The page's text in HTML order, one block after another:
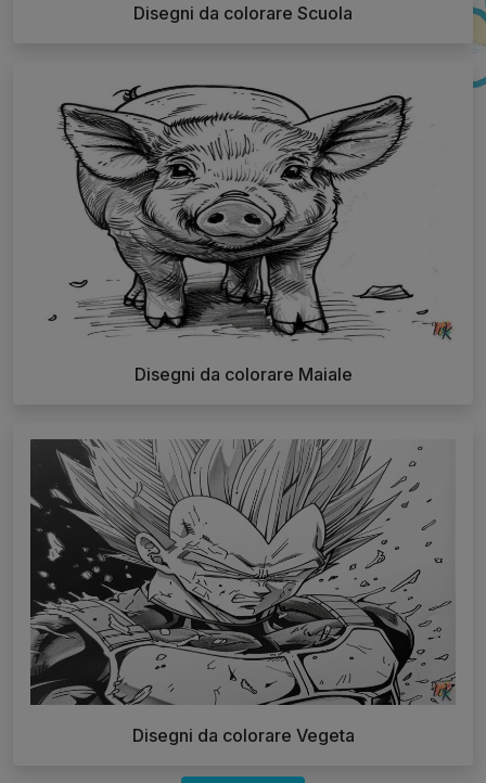
Disegni da colorare Scuola
Disegni da colorare Maiale
Disegni da colorare Vegeta